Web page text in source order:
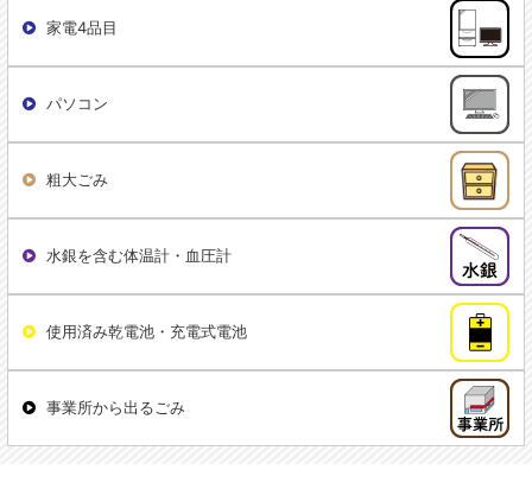
家電4品目
パソコン
粗大ごみ
水銀を含む体温計・血圧計
使用済み乾電池・充電式電池
事業所から出るごみ